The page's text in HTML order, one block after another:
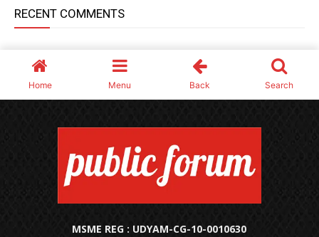
MSME REG : UDYAM-CG-10-0010630